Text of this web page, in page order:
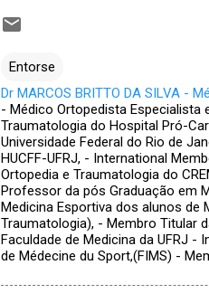
Entorse
Dr MARCOS BRITTO DA SILVA -
- Médico Ortopedista Especialista
Traumatologia do Hospital Pró-
Universidade Federal do Rio de
HUCFF-UFRJ, - International
Ortopedia e Traumatologia do
Professor da pós Graduação em
Medicina Esportiva dos alunos de
Traumatologia), - Membro Titular
Faculdade de Medicina da UFRJ -
de Médecine du Sport,(FIMS) -